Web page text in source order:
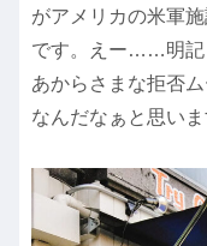
がアメリカの米軍
です。えー……明記
あからさまな拒否
なんだなぁと思いま